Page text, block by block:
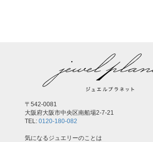
〒542-0081
大阪府大阪市中央区南船場2-7-21
TEL: 0120-180-082
気になるジュエリーのことは